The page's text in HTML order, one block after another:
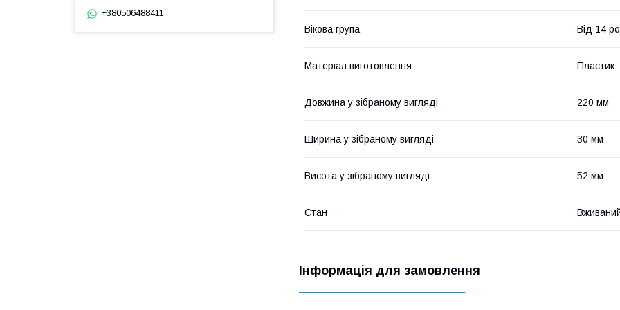
Вікова група Від 14
Матеріал виготовлення Пластик
Довжина у зібраному вигляді 220 мм
Ширина у зібраному вигляді 30 мм
Висота у зібраному вигляді 52 мм
Стан
Інформація для замовлення
+380506488411